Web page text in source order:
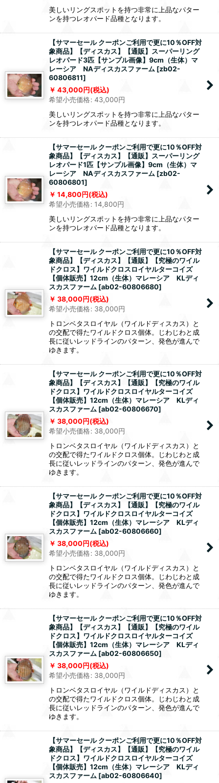
美しいリングスポットを持つ非常に上品なパター
ンを持つレオパード品種となります。
【サマーセール クーポンご利用で更に10％OFF対
象商品】【ディスカス】【通販】スーパーリング
レオパード3匹【サンプル画像】9cm（生体）マ
レーシア NAディスカスファーム [zb02-
60806811]
43,000円(税込)
希望小売価格: 43,000円
美しいリングスポットを持つ非常に上品なパター
ンを持つレオパード品種となります。
【サマーセール クーポンご利用で更に10％OFF対
象商品】【ディスカス】【通販】スーパーリング
レオパード1匹【サンプル画像】9cm（生体）マ
レーシア NAディスカスファーム [zb02-
60806801]
14,800円(税込)
希望小売価格: 14,800円
美しいリングスポットを持つ非常に上品なパター
ンを持つレオパード品種となります。
【サマーセール クーポンご利用で更に10％OFF対
象商品】【ディスカス】【通販】【究極のワイル
ドクロス】ワイルドクロスロイヤルターコイズ
【個体販売】12cm（生体）マレーシア KLディ
スカスファーム [ab02-60806680]
38,000円(税込)
希望小売価格: 38,000円
トロンベタスロイヤル（ワイルドディスカス）と
の交配で得たワイルドクロス個体。じわじわと成
長に従いレッドラインのパターン、発色が進んで
ゆきます。
【サマーセール クーポンご利用で更に10％OFF対
象商品】【ディスカス】【通販】【究極のワイル
ドクロス】ワイルドクロスロイヤルターコイズ
【個体販売】12cm（生体）マレーシア KLディ
スカスファーム [ab02-60806670]
38,000円(税込)
希望小売価格: 38,000円
トロンベタスロイヤル（ワイルドディスカス）と
の交配で得たワイルドクロス個体。じわじわと成
長に従いレッドラインのパターン、発色が進んで
ゆきます。
【サマーセール クーポンご利用で更に10％OFF対
象商品】【ディスカス】【通販】【究極のワイル
ドクロス】ワイルドクロスロイヤルターコイズ
【個体販売】12cm（生体）マレーシア KLディ
スカスファーム [ab02-60806660]
38,000円(税込)
希望小売価格: 38,000円
トロンベタスロイヤル（ワイルドディスカス）と
の交配で得たワイルドクロス個体。じわじわと成
長に従いレッドラインのパターン、発色が進んで
ゆきます。
【サマーセール クーポンご利用で更に10％OFF対
象商品】【ディスカス】【通販】【究極のワイル
ドクロス】ワイルドクロスロイヤルターコイズ
【個体販売】12cm（生体）マレーシア KLディ
スカスファーム [ab02-60806650]
38,000円(税込)
希望小売価格: 38,000円
トロンベタスロイヤル（ワイルドディスカス）と
の交配で得たワイルドクロス個体。じわじわと成
長に従いレッドラインのパターン、発色が進んで
ゆきます。
【サマーセール クーポンご利用で更に10％OFF対
象商品】【ディスカス】【通販】【究極のワイル
ドクロス】ワイルドクロスロイヤルターコイズ
【個体販売】12cm（生体）マレーシア KLディ
スカスファーム [ab02-60806640]